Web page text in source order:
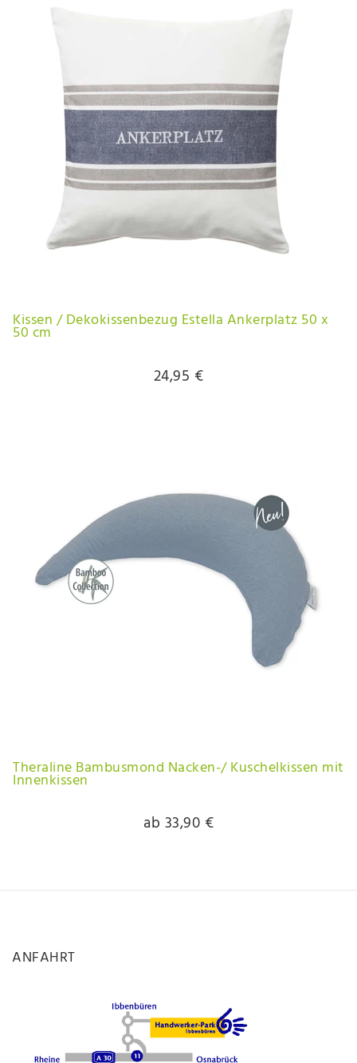
Kissen / Dekokissenbezug Estella Ankerplatz 50 x
50 cm
24,95 €
Theraline Bambusmond Nacken-/ Kuschelkissen mit
Innenkissen
ab 33,90 €
ANFAHRT